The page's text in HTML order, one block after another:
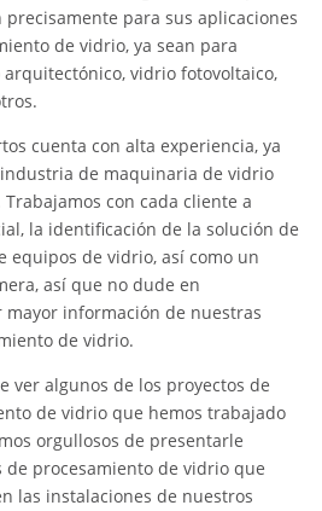
para sus aplicaciones
de vidrio, ya sean para
vidrio fotovoltaico,
cuenta con alta experiencia, ya
de maquinaria de vidrio
con cada cliente a
la identificación de la solución de
equipos de vidrio, así como un
así que no dude en
información de nuestras
de vidrio.
ver algunos de los proyectos de
de vidrio que hemos trabajado
orgullosos de presentarle
procesamiento de vidrio que
las instalaciones de nuestros